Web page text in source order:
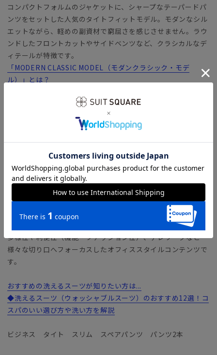
コンパクトフォルムのジャケットに、シャープなテーパードパ
ンツをセットした人気のタイトフィットモデル。モダンなシル
エットながら、軽めの副資材で窮屈さを感じさせません。ラウ
ンドしたフロントカットやサイドベンツなど、クラシカルなデ
ィテールが特徴です。
「MODERN CLASSIC MODEL（モダンクラシック・モデ
ル）」とは？
防シワ性のあるポリエステルを使用したウールライク素材。撚
糸を用いる事で、ウールに引けを取らない本格的な風合いを表
現しています。タテヨコ伸びるストレッチ性による快適な着用
【機能】
ウォッシャブル／汚れてもご家庭で簡単にお洗濯が可能です。
【ショップインブランド】 COMMUTECH（コミューテッ
多様性や利便性（機能・ファッション性）、テレワークなど
様々な切り口へフォーカスしたオフィススタイルコンテンツで
す。
おすすめの洗えるスーツが知りたい方は...
◆洗えるスーツ（ウォッシャブルスーツ）のおすすめ12選！コ
スパのいい選び方や洗い方を解説
ビジネス タイト スリム スペアパンツ パンツ2本